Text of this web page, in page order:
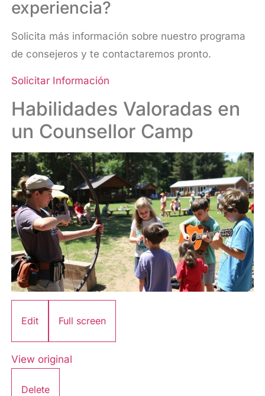
experiencia?
Solicita más información sobre nuestro programa
de consejeros y te contactaremos pronto.
Solicitar Información
Habilidades Valoradas en
un Counsellor Camp
Edit Full screen
View original
Delete